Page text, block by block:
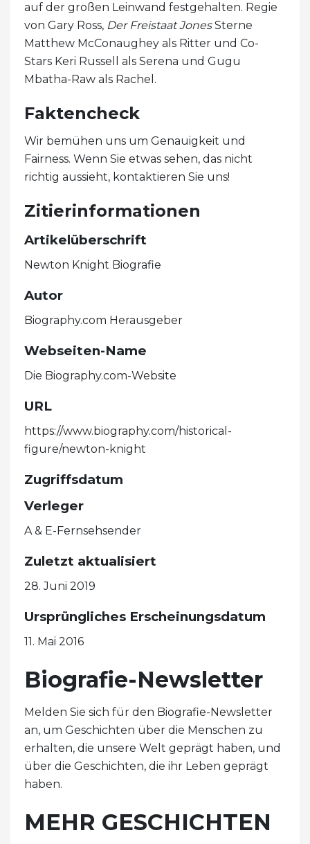
auf der großen Leinwand festgehalten. Regie
von Gary Ross, Der Freistaat JonesSterne
Matthew McConaughey als Ritter und Co-
Stars Keri Russell als Serena und Gugu
Mbatha-Raw als Rachel.
Faktencheck
Wir bemühen uns um Genauigkeit und
Fairness. Wenn Sie etwas sehen, das nicht
richtig aussieht, kontaktieren Sie uns!
Zitierinformationen
Artikelüberschrift
Newton Knight Biografie
Autor
Biography.com Herausgeber
Webseiten-Name
Die Biography.com-Website
URL
https://www.biography.com/historical-
figure/newton-knight
Zugriffsdatum
Verleger
A & E-Fernsehsender
Zuletzt aktualisiert
28. Juni 2019
Ursprüngliches Erscheinungsdatum
11. Mai 2016
Biografie-Newsletter
Melden Sie sich für den Biografie-Newsletter
an, um Geschichten über die Menschen zu
erhalten, die unsere Welt geprägt haben, und
über die Geschichten, die ihr Leben geprägt
haben.
MEHR GESCHICHTEN